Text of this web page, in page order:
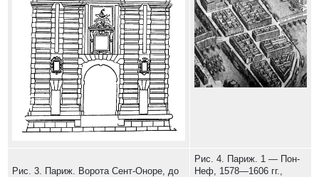
Рис. 3. Париж. Ворота Сент-Оноре, до
Рис. 4. Париж. 1 — Пон-
Неф, 1578—1606 гг.,